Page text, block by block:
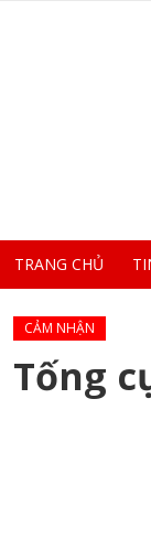
TRANG CHỦ
CẢM NHẬN
Tống